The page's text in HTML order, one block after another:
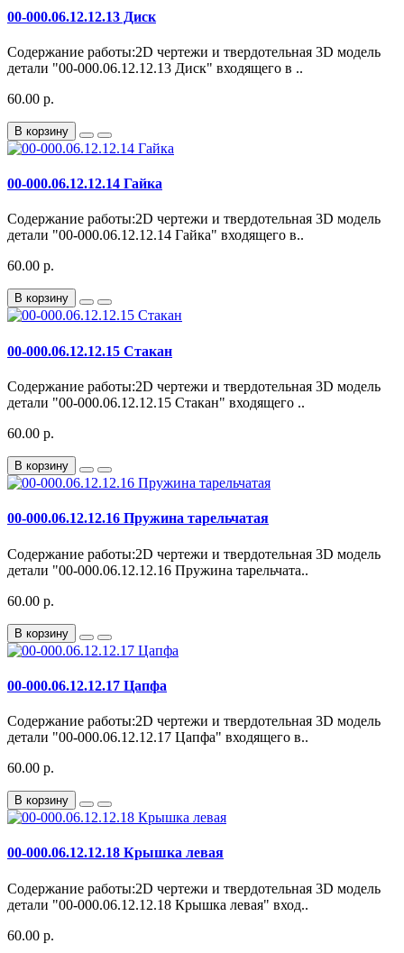
00-000.06.12.12.13 Диск
Содержание работы:2D чертежи и твердотельная 3D модель
детали "00-000.06.12.12.13 Диск" входящего в ..
60.00 р.
В корзину
00-000.06.12.12.14 Гайка
Содержание работы:2D чертежи и твердотельная 3D модель
детали "00-000.06.12.12.14 Гайка" входящего в..
60.00 р.
В корзину
00-000.06.12.12.15 Стакан
Содержание работы:2D чертежи и твердотельная 3D модель
детали "00-000.06.12.12.15 Стакан" входящего ..
60.00 р.
В корзину
00-000.06.12.12.16 Пружина тарельчатая
Содержание работы:2D чертежи и твердотельная 3D модель
детали "00-000.06.12.12.16 Пружина тарельчата..
60.00 р.
В корзину
00-000.06.12.12.17 Цапфа
Содержание работы:2D чертежи и твердотельная 3D модель
детали "00-000.06.12.12.17 Цапфа" входящего в..
60.00 р.
В корзину
00-000.06.12.12.18 Крышка левая
Содержание работы:2D чертежи и твердотельная 3D модель
детали "00-000.06.12.12.18 Крышка левая" вход..
60.00 р.